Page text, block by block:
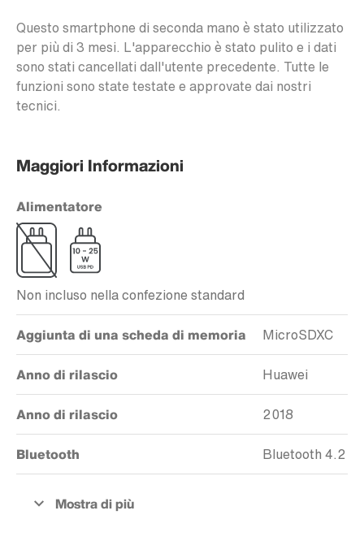
Questo smartphone di seconda mano è stato utilizzato
per più di 3 mesi. L'apparecchio è stato pulito e i dati
sono stati cancellati dall'utente precedente. Tutte le
funzioni sono state testate e approvate dai nostri
tecnici.
Maggiori Informazioni
Alimentatore
Non incluso nella confezione standard
Aggiunta di una scheda di memoria MicroSDXC
Anno di rilascio Huawei
Anno di rilascio 2018
Bluetooth Bluetooth 4.2